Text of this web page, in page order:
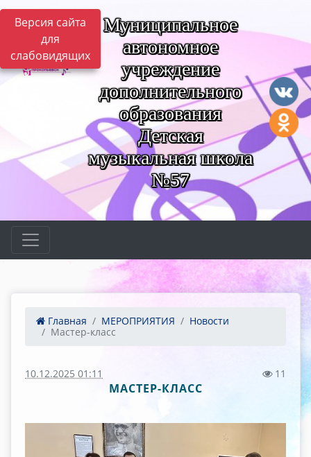
Версия сайта
для
слабовидящих
Муниципальное
автономное
учреждение
дополнительного
образования
Детская
музыкальная школа
№57
Главная МЕРОПРИЯТИЯ
Новости
Мастер-класс
10.12.2025 01:11 11
МАСТЕР-КЛАСС